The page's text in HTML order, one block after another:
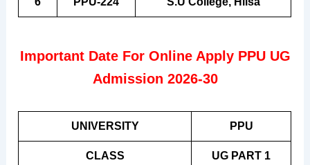
Important Date For Online Apply PPU UG
Admission 2026-30
UNIVERSITY PPU
CLASS UG PART 1